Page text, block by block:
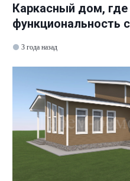
Каркасный дом,
функциональность
3 года назад